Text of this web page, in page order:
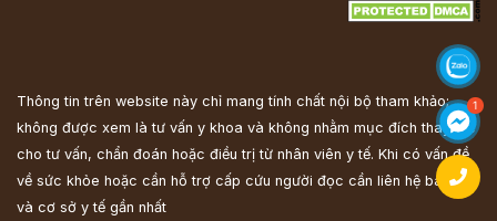
Thông tin trên website này chỉ mang tính chất nội bộ tham khảo;
không được xem là tư vấn y khoa và không nhằm mục đích thay thế
cho tư vấn, chẩn đoán hoặc điều trị từ nhân viên y tế. Khi có vấn đề
về sức khỏe hoặc cần hỗ trợ cấp cứu người đọc cần liên hệ bác sĩ
và cơ sở y tế gần nhất